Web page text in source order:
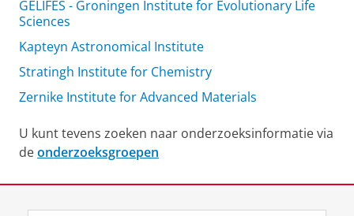
GELIFES - Groningen Institute for Evolutionary Life
Sciences
Kapteyn Astronomical Institute
Stratingh Institute for Chemistry
Zernike Institute for Advanced Materials
U kunt tevens zoeken naar onderzoeksinformatie via
deonderzoeksgroepen